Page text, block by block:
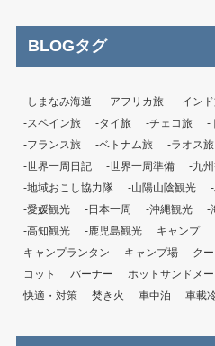
BLOGタグ
-しまなみ海道 -アフリカ旅 -イン
-スペイン旅
-タイ旅 -チェコ旅 -
-フランス旅
-ベトナム旅 -ラオス旅
-世界一周日記
-世界一周準備 -九
-地域おこし協力隊
-山陽山陰観光
-愛媛観光
-日本一周 -沖縄観光 -
-高知観光
-鹿児島観光 キャンプ
キャンプランタン
キャンプ場 ク
コット
バーナー ホットサンドメ
快適・対策
焚き火 車中泊 車載